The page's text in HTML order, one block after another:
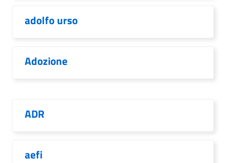
adolfo urso
Adozione
ADR
aefi